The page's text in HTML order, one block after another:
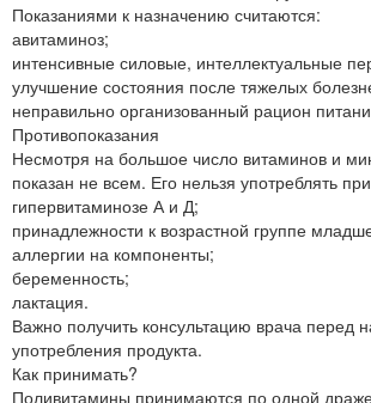
Показаниями к назначению считаются:
авитаминоз;
интенсивные силовые, интеллектуальные
улучшение состояния после тяжелых
неправильно организованный рацион
Противопоказания
Несмотря на большое число витаминов и
показан не всем. Его нельзя употреблять
гипервитаминозе А и Д;
принадлежности к возрастной группе
аллергии на компоненты;
беременность;
лактация.
Важно получить консультацию врача перед
употребления продукта.
Как принимать?
Поливитамины принимаются по одной драже